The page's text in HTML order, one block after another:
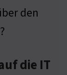
den
die IT